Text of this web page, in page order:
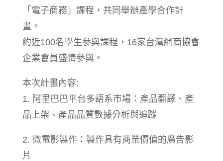
「電子商務」課程，共同舉辦產學合作計
畫。
約近100名學生參與課程，16家台灣網商協會
企業會員盛情參與。
本次計畫內容:
1. 阿里巴巴平台多語系市場：產品翻譯、產
品上架、產品品質數據分析與追蹤
2. 微電影製作：製作具有商業價值的廣告影
片